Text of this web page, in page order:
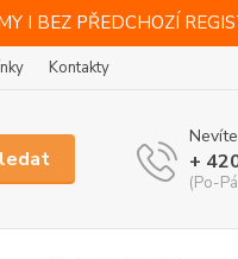
I BEZ PŘEDCHOZÍ
Kontakty
+
(Po-